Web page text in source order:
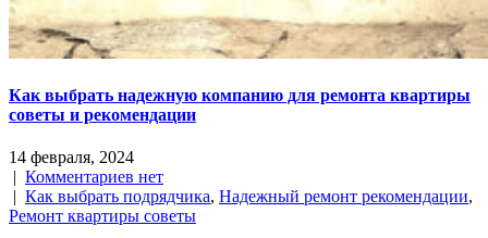
Как выбрать надежную компанию для ремонта квартиры
советы и рекомендации
14 февраля, 2024
| Комментариев нет
| Как выбрать подрядчика, Надежный ремонт рекомендации,
Ремонт квартиры советы